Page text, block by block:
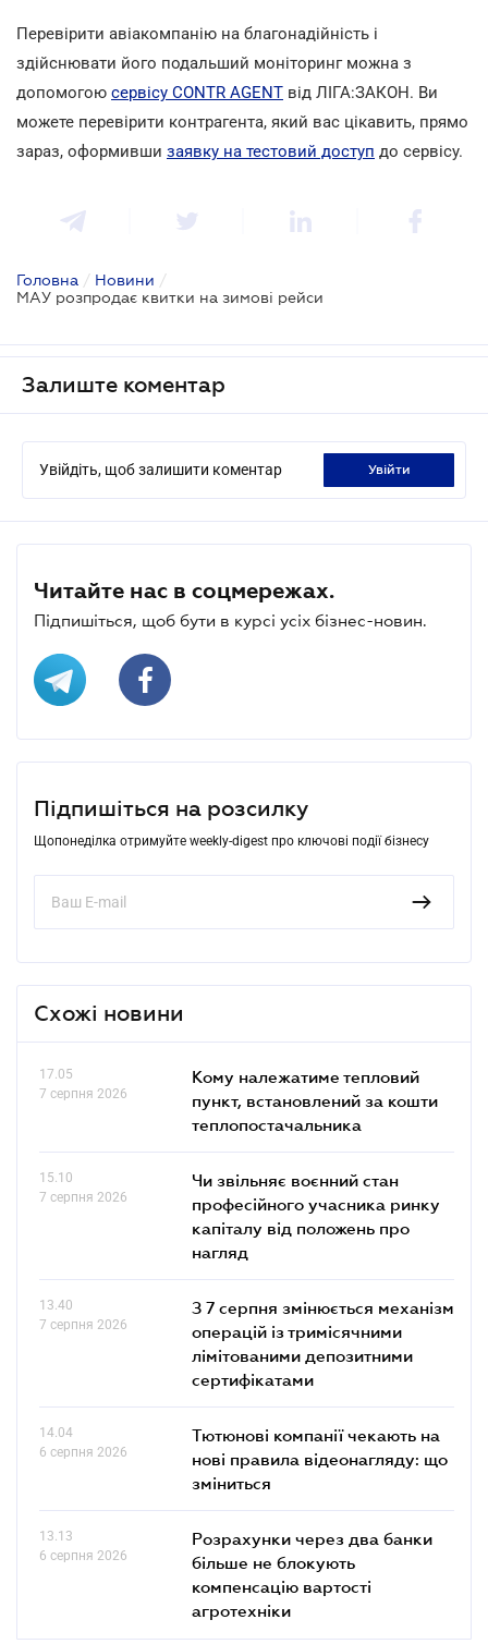
Перевірити авіакомпанію на благонадійність і
здійснювати його подальший моніторинг можна з
допомогою сервісу CONTR AGENT від ЛІГА:ЗАКОН. Ви
можете перевірити контрагента, який вас цікавить, прямо
зараз, оформивши заявку на тестовий доступ до сервісу.
Головна / Новини /
МАУ розпродає квитки на зимові рейси
Залиште коментар
Увійдіть, щоб залишити коментар увійти
Читайте нас в соцмережах.
Підпишіться, щоб бути в курсі усіх бізнес-новин.
Підпишіться на розсилку
Щопонеділка отримуйте weekly-digest про ключові події бізнесу
Схожі новини
17.05
7 серпня 2026
Кому належатиме тепловий
пункт, встановлений за кошти
теплопостачальника
15.10
7 серпня 2026
Чи звільняє воєнний стан
професійного учасника ринку
капіталу від положень про
нагляд
13.40
7 серпня 2026
З 7 серпня змінюється механізм
операцій із тримісячними
лімітованими депозитними
сертифікатами
14.04
6 серпня 2026
Тютюнові компанії чекають на
нові правила відеонагляду: що
зміниться
13.13
6 серпня 2026
Розрахунки через два банки
більше не блокують
компенсацію вартості
агротехніки